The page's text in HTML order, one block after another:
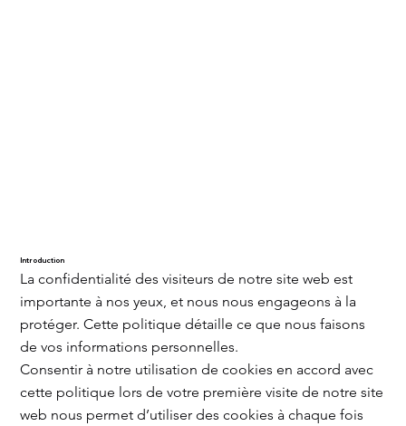
Introduction
La confidentialité des visiteurs de notre site web est
importante à nos yeux, et nous nous engageons à la
protéger. Cette politique détaille ce que nous faisons
de vos informations personnelles.
Consentir à notre utilisation de cookies en accord avec
cette politique lors de votre première visite de notre site
web nous permet d’utiliser des cookies à chaque fois